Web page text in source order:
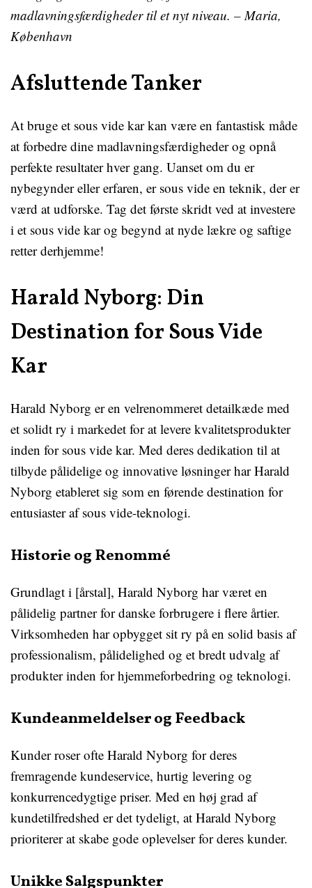
madlavningsfærdigheder til et nyt niveau. – Maria,
København
Afsluttende Tanker
At bruge et sous vide kar kan være en fantastisk måde
at forbedre dine madlavningsfærdigheder og opnå
perfekte resultater hver gang. Uanset om du er
nybegynder eller erfaren, er sous vide en teknik, der er
værd at udforske. Tag det første skridt ved at investere
i et sous vide kar og begynd at nyde lækre og saftige
retter derhjemme!
Harald Nyborg: Din
Destination for Sous Vide
Kar
Harald Nyborg er en velrenommeret detailkæde med
et solidt ry i markedet for at levere kvalitetsprodukter
inden for sous vide kar. Med deres dedikation til at
tilbyde pålidelige og innovative løsninger har Harald
Nyborg etableret sig som en førende destination for
entusiaster af sous vide-teknologi.
Historie og Renommé
Grundlagt i [årstal], Harald Nyborg har været en
pålidelig partner for danske forbrugere i flere årtier.
Virksomheden har opbygget sit ry på en solid basis af
professionalism, pålidelighed og et bredt udvalg af
produkter inden for hjemmeforbedring og teknologi.
Kundeanmeldelser og Feedback
Kunder roser ofte Harald Nyborg for deres
fremragende kundeservice, hurtig levering og
konkurrencedygtige priser. Med en høj grad af
kundetilfredshed er det tydeligt, at Harald Nyborg
prioriterer at skabe gode oplevelser for deres kunder.
Unikke Salgspunkter